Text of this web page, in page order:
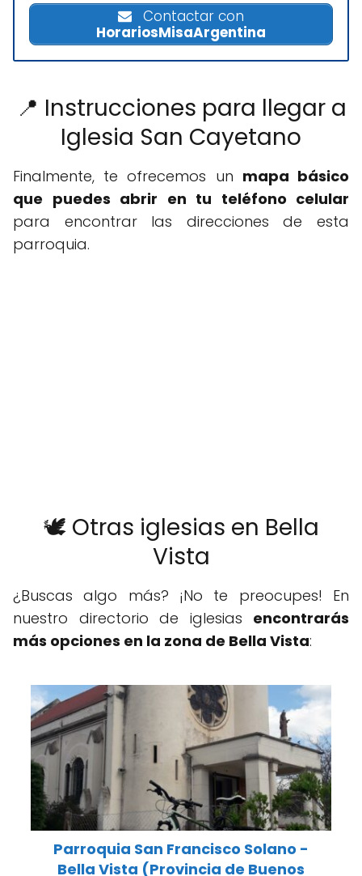
Contactar con
HorariosMisaArgentina
📍 Instrucciones para llegar a
Iglesia San Cayetano
Finalmente, te ofrecemos un mapa básico
que puedes abrir en tu teléfono celular
para encontrar las direcciones de esta
parroquia.
🕊️ Otras iglesias en Bella
Vista
¿Buscas algo más? ¡No te preocupes! En
nuestro directorio de iglesias encontrarás
más opciones en la zona de Bella Vista:
Parroquia San Francisco Solano -
Bella Vista (Provincia de Buenos